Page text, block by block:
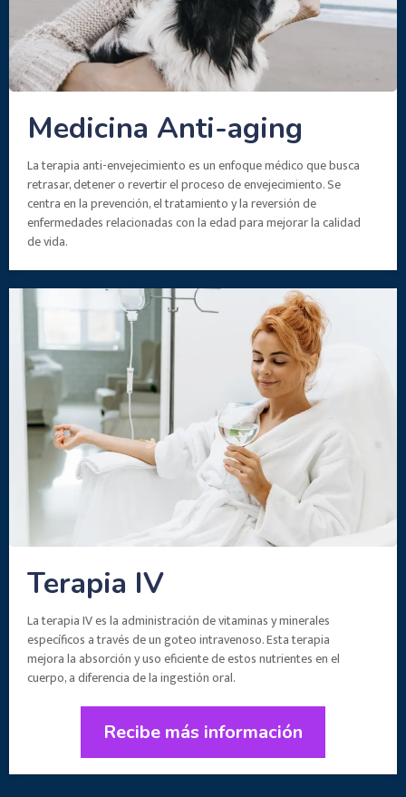
Medicina Anti-aging
La terapia anti-envejecimiento es un enfoque médico que busca
retrasar, detener o revertir el proceso de envejecimiento. Se
centra en la prevención, el tratamiento y la reversión de
enfermedades relacionadas con la edad para mejorar la calidad
de vida.
Terapia IV
La terapia IV es la administración de vitaminas y minerales
específicos a través de un goteo intravenoso. Esta terapia
mejora la absorción y uso eficiente de estos nutrientes en el
cuerpo, a diferencia de la ingestión oral.
Recibe más información